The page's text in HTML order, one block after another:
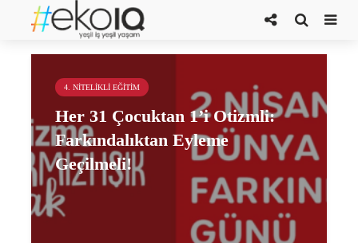
bilim temelli uygulamalar
4. NITELIKLI EĞITIM
Her 31 Çocuktan 1’i Otizmli:
Farkındalıktan Eyleme
Geçilmeli!